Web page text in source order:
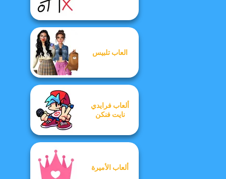
العاب تلبيس
ألعاب فرايدي
نايت فنكن
ألعاب الأميرة